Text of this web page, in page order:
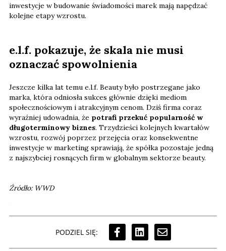
inwestycje w budowanie świadomości marek mają napędzać
kolejne etapy wzrostu.
e.l.f. pokazuje, że skala nie musi
oznaczać spowolnienia
Jeszcze kilka lat temu e.l.f. Beauty było postrzegane jako
marka, która odniosła sukces głównie dzięki mediom
społecznościowym i atrakcyjnym cenom. Dziś firma coraz
wyraźniej udowadnia, że potrafi przekuć popularność w
długoterminowy biznes. Trzydzieści kolejnych kwartałów
wzrostu, rozwój poprzez przejęcia oraz konsekwentne
inwestycje w marketing sprawiają, że spółka pozostaje jedną
z najszybciej rosnących firm w globalnym sektorze beauty.
Źródło: WWD
PODZIEL SIĘ: